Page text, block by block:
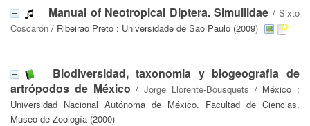
Manual of Neotropical Diptera. Simuliidae /Sixto
Coscarón / Ribeirao Preto : Universidade de Sao Paulo (2009)
Biodiversidad, taxonomia y biogeografia de
artrópodos de México / Jorge Llorente-Bousquets / México :
Universidad Nacional Autónoma de México. Facultad de Ciencias.
Museo de Zoología (2000)